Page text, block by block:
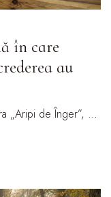
în care
au
„Aripi de Înger”, …